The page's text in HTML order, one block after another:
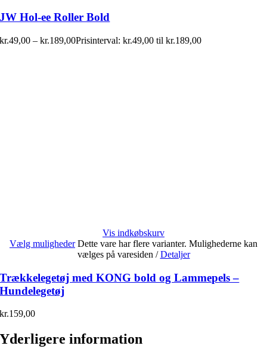
JW Hol-ee Roller Bold
kr.49,00 – kr.189,00Prisinterval: kr.49,00 til kr.189,00
Vis indkøbskurv
Vælg muligheder Dette vare har flere varianter. Mulighederne kan
vælges på varesiden / Detaljer
Trækkelegetøj med KONG bold og Lammepels –
Hundelegetøj
kr.159,00
Yderligere information